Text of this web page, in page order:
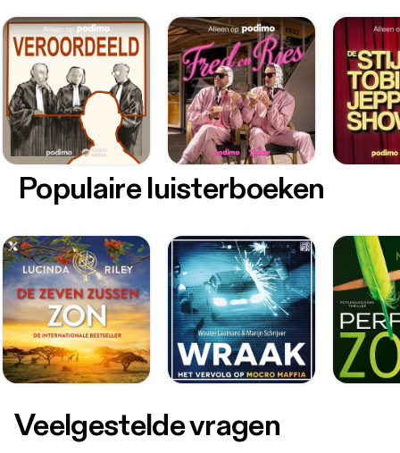
Populaire luisterboeken
Veelgestelde vragen